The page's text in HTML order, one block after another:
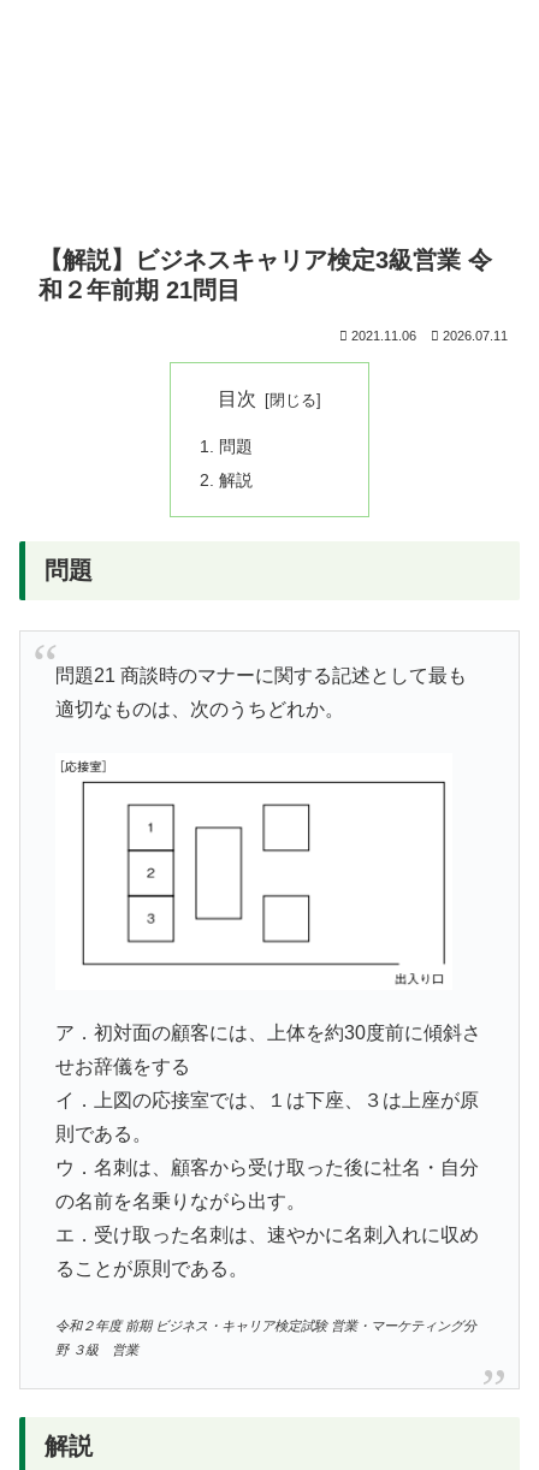
【解説】ビジネスキャリア検定3級営業 令
和２年前期 21問目
2021.11.06 2026.07.11
目次
問題
解説
問題
問題21 商談時のマナーに関する記述として最も
適切なものは、次のうちどれか。
ア．初対面の顧客には、上体を約30度前に傾斜さ
せお辞儀をする
イ．上図の応接室では、１は下座、３は上座が原
則である。
ウ．名刺は、顧客から受け取った後に社名・自分
の名前を名乗りながら出す。
エ．受け取った名刺は、速やかに名刺入れに収め
ることが原則である。
令和２年度 前期 ビジネス・キャリア検定試験 営業・マーケティング分
野 ３級 営業
解説